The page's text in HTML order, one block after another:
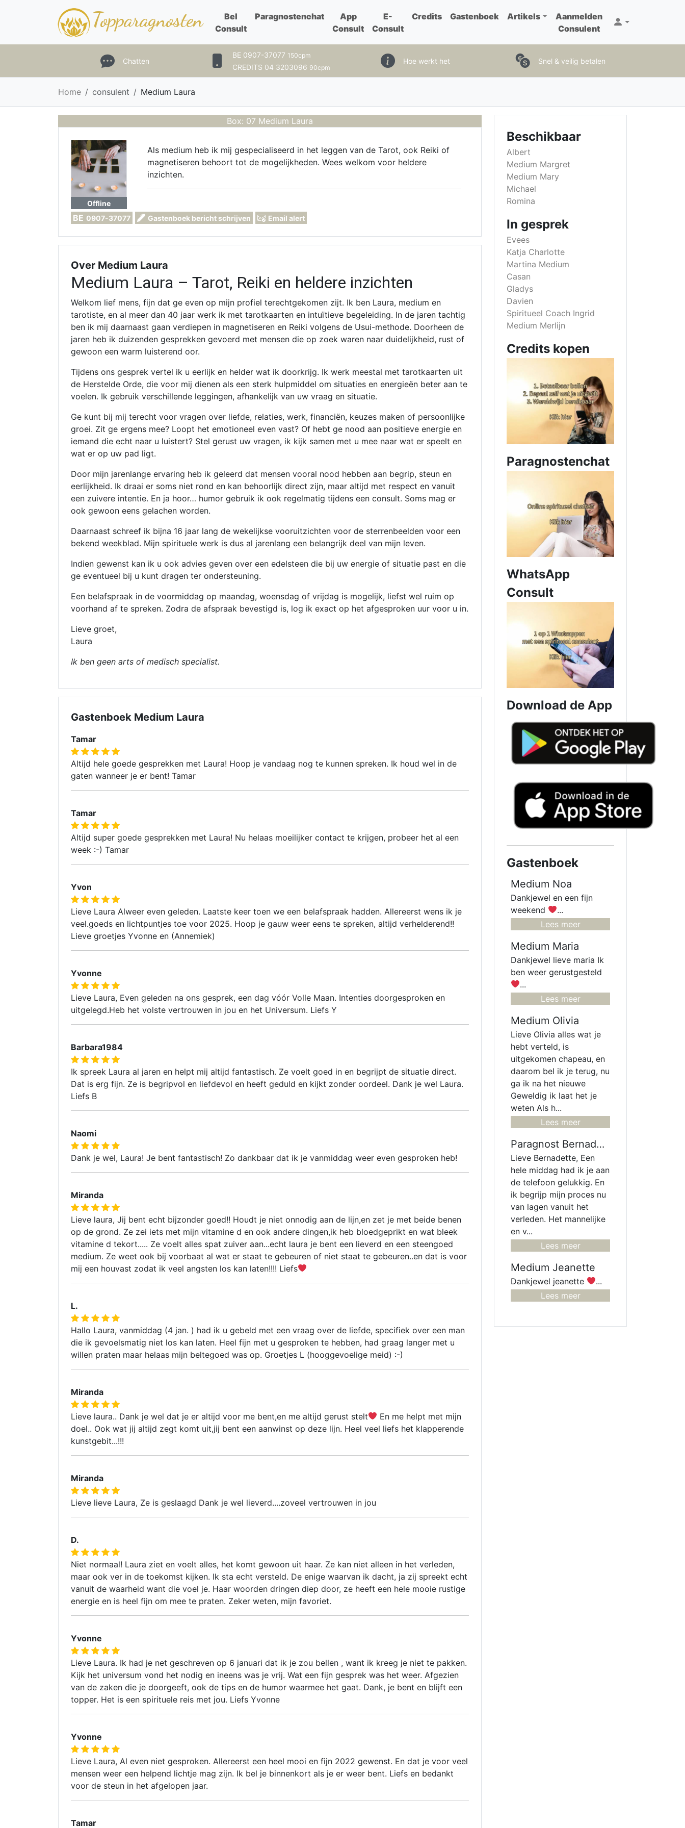
Topparagnosten
Bel
Consult
Paragnostenchat
App
Consult
E-
Consult
Credits Gastenboek Artikels
Aanmelden
Consulent
Chatten
BE 0907-37077 150cpm
CREDITS 04 3203096 90cpm
Hoe werkt het Snel & veilig betalen
Home consulent Medium Laura
Box: 07 Medium Laura
Offline
Als medium heb ik mij gespecialiseerd in het leggen van de Tarot, ook Reiki of
magnetiseren behoort tot de mogelijkheden. Wees welkom voor heldere
inzichten.
BE 0907-37077 Gastenboek bericht schrijven Email alert
Over Medium Laura
Medium Laura – Tarot, Reiki en heldere inzichten
Welkom lief mens, fijn dat ge even op mijn profiel terechtgekomen zijt. Ik ben Laura, medium en
tarotiste, en al meer dan 40 jaar werk ik met tarotkaarten en intuïtieve begeleiding. In de jaren tachtig
ben ik mij daarnaast gaan verdiepen in magnetiseren en Reiki volgens de Usui-methode. Doorheen de
jaren heb ik duizenden gesprekken gevoerd met mensen die op zoek waren naar duidelijkheid, rust of
gewoon een warm luisterend oor.
Tijdens ons gesprek vertel ik u eerlijk en helder wat ik doorkrijg. Ik werk meestal met tarotkaarten uit
de Herstelde Orde, die voor mij dienen als een sterk hulpmiddel om situaties en energieën beter aan te
voelen. Ik gebruik verschillende leggingen, afhankelijk van uw vraag en situatie.
Ge kunt bij mij terecht voor vragen over liefde, relaties, werk, financiën, keuzes maken of persoonlijke
groei. Zit ge ergens mee? Loopt het emotioneel even vast? Of hebt ge nood aan positieve energie en
iemand die echt naar u luistert? Stel gerust uw vragen, ik kijk samen met u mee naar wat er speelt en
wat er op uw pad ligt.
Door mijn jarenlange ervaring heb ik geleerd dat mensen vooral nood hebben aan begrip, steun en
eerlijkheid. Ik draai er soms niet rond en kan behoorlijk direct zijn, maar altijd met respect en vanuit
een zuivere intentie. En ja hoor… humor gebruik ik ook regelmatig tijdens een consult. Soms mag er
ook gewoon eens gelachen worden.
Daarnaast schreef ik bijna 16 jaar lang de wekelijkse vooruitzichten voor de sterrenbeelden voor een
bekend weekblad. Mijn spirituele werk is dus al jarenlang een belangrijk deel van mijn leven.
Indien gewenst kan ik u ook advies geven over een edelsteen die bij uw energie of situatie past en die
ge eventueel bij u kunt dragen ter ondersteuning.
Een belafspraak in de voormiddag op maandag, woensdag of vrijdag is mogelijk, liefst wel ruim op
voorhand af te spreken. Zodra de afspraak bevestigd is, log ik exact op het afgesproken uur voor u in.
Lieve groet,
Laura
Ik ben geen arts of medisch specialist.
Gastenboek Medium Laura
Tamar
Altijd hele goede gesprekken met Laura! Hoop je vandaag nog te kunnen spreken. Ik houd wel in de
gaten wanneer je er bent! Tamar
Tamar
Altijd super goede gesprekken met Laura! Nu helaas moeilijker contact te krijgen, probeer het al een
week :-) Tamar
Yvon
Lieve Laura Alweer even geleden. Laatste keer toen we een belafspraak hadden. Allereerst wens ik je
veel.goeds en lichtpuntjes toe voor 2025. Hoop je gauw weer eens te spreken, altijd verhelderend!!
Lieve groetjes Yvonne en (Annemiek)
Yvonne
Lieve Laura, Even geleden na ons gesprek, een dag vóór Volle Maan. Intenties doorgesproken en
uitgelegd.Heb het volste vertrouwen in jou en het Universum. Liefs Y
Barbara1984
Ik spreek Laura al jaren en helpt mij altijd fantastisch. Ze voelt goed in en begrijpt de situatie direct.
Dat is erg fijn. Ze is begripvol en liefdevol en heeft geduld en kijkt zonder oordeel. Dank je wel Laura.
Liefs B
Naomi
Dank je wel, Laura! Je bent fantastisch! Zo dankbaar dat ik je vanmiddag weer even gesproken heb!
Miranda
Lieve laura, Jij bent echt bijzonder goed!! Houdt je niet onnodig aan de lijn,en zet je met beide benen
op de grond. Ze zei iets met mijn vitamine d en ook andere dingen,ik heb bloedgeprikt en wat bleek
vitamine d tekort..... Ze voelt alles spat zuiver aan...echt laura je bent een lieverd en een steengoed
medium. Ze weet ook bij voorbaat al wat er staat te gebeuren of niet staat te gebeuren..en dat is voor
mij een houvast zodat ik veel angsten los kan laten!!!! Liefs
L.
Hallo Laura, vanmiddag (4 jan. ) had ik u gebeld met een vraag over de liefde, specifiek over een man
die ik gevoelsmatig niet los kan laten. Heel fijn met u gesproken te hebben, had graag langer met u
willen praten maar helaas mijn beltegoed was op. Groetjes L (hooggevoelige meid) :-)
Miranda
Lieve laura.. Dank je wel dat je er altijd voor me bent,en me altijd gerust stelt
En me helpt met mijn
doel.. Ook wat jij altijd zegt komt uit,jij bent een aanwinst op deze lijn. Heel veel liefs het klapperende
kunstgebit...!!!
Miranda
Lieve lieve Laura, Ze is geslaagd Dank je wel lieverd....zoveel vertrouwen in jou
D.
Niet normaal! Laura ziet en voelt alles, het komt gewoon uit haar. Ze kan niet alleen in het verleden,
maar ook ver in de toekomst kijken. Ik sta echt versteld. De enige waarvan ik dacht, ja zij spreekt echt
vanuit de waarheid want die voel je. Haar woorden dringen diep door, ze heeft een hele mooie rustige
energie en is heel fijn om mee te praten. Zeker weten, mijn favoriet.
Yvonne
Lieve Laura. Ik had je net geschreven op 6 januari dat ik je zou bellen , want ik kreeg je niet te pakken.
Kijk het universum vond het nodig en ineens was je vrij. Wat een fijn gesprek was het weer. Afgezien
van de zaken die je doorgeeft, ook de tips en de humor waarmee het gaat. Dank, je bent en blijft een
topper. Het is een spirituele reis met jou. Liefs Yvonne
Yvonne
Lieve Laura, Al even niet gesproken. Allereerst een heel mooi en fijn 2022 gewenst. En dat je voor veel
mensen weer een helpend lichtje mag zijn. Ik bel je binnenkort als je er weer bent. Liefs en bedankt
voor de steun in het afgelopen jaar.
Tamar
Beschikbaar
Albert
Medium Margret
Medium Mary
Michael
Romina
In gesprek
Evees
Katja Charlotte
Martina Medium
Casan
Gladys
Davien
Spiritueel Coach Ingrid
Medium Merlijn
Credits kopen
Paragnostenchat
WhatsApp
Consult
Download de App
Gastenboek
Medium Noa
Dankjewel en een fijn
weekend
...
Lees meer
Medium Maria
Dankjewel lieve maria Ik
ben weer gerustgesteld
...
Lees meer
Medium Olivia
Lieve Olivia alles wat je
hebt verteld, is
uitgekomen chapeau, en
daarom bel ik je terug, nu
ga ik na het nieuwe
Geweldig ik laat het je
weten Als h...
Lees meer
Paragnost Bernadette
Lieve Bernadette, Een
hele middag had ik je aan
de telefoon gelukkig. En
ik begrijp mijn proces nu
van lagen vanuit het
verleden. Het mannelijke
en v...
Lees meer
Medium Jeanette
Dankjewel jeanette
...
Lees meer